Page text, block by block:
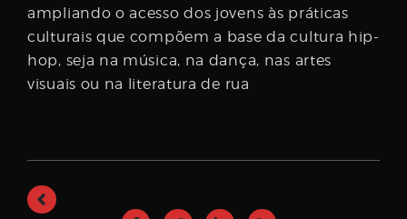
ampliando o acesso dos jovens às práticas
culturais que compõem a base da cultura hip-
hop, seja na música, na dança, nas artes
visuais ou na literatura de rua